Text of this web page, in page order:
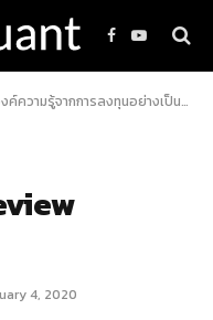
Facebook
YouTube
ค์ความรู้จากการลงทุนอย่างเป็นระบบ
4, 2020